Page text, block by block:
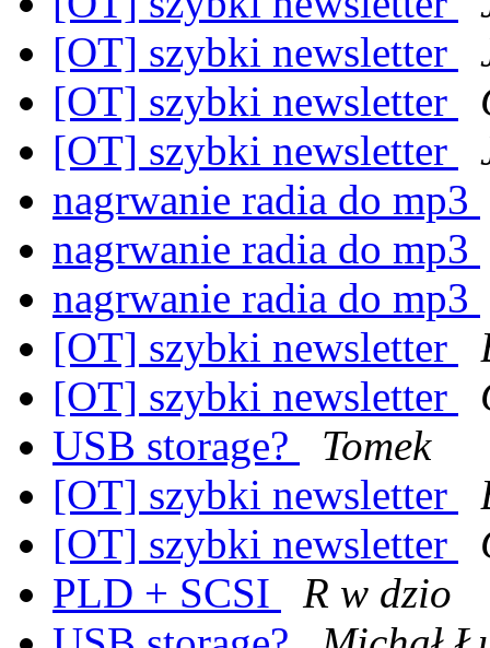
[OT] szybki newsletter
[OT] szybki newsletter
[OT] szybki newsletter
nagrwanie radia do mp3
nagrwanie radia do mp3
nagrwanie radia do mp3
[OT] szybki newsletter
[OT] szybki newsletter
USB storage?
Tomek
[OT] szybki newsletter
[OT] szybki newsletter
PLD + SCSI
R w dzio